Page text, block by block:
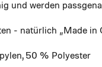
und werden
- natürlich „Made in
50 % Polyester